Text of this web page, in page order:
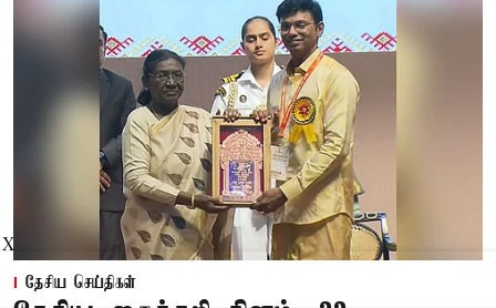
தேசிய செய்திகள்
X